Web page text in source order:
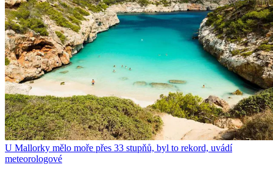
U Mallorky mělo moře přes 33 stupňů, byl to rekord, uvádí
meteorologové